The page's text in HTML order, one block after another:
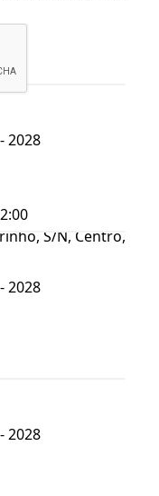
S/N, Centro,
2028
2028
2028